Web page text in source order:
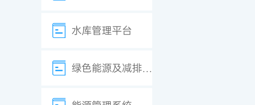
水库管理平台
绿色能源及减排系统